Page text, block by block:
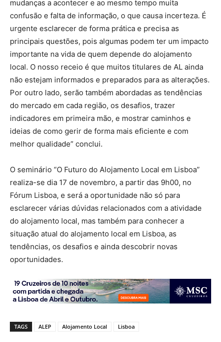
mudanças a acontecer e ao mesmo tempo muita
confusão e falta de informação, o que causa incerteza. É
urgente esclarecer de forma prática e precisa as
principais questões, pois algumas podem ter um impacto
importante na vida de quem depende do alojamento
local. O nosso receio é que muitos titulares de AL ainda
não estejam informados e preparados para as alterações.
Por outro lado, serão também abordadas as tendências
do mercado em cada região, os desafios, trazer
indicadores em primeira mão, e mostrar caminhos e
ideias de como gerir de forma mais eficiente e com
melhor qualidade” conclui.
O seminário “O Futuro do Alojamento Local em Lisboa”
realiza-se dia 17 de novembro, a partir das 9h00, no
Fórum Lisboa, e será a oportunidade não só para
esclarecer várias dúvidas relacionados com a atividade
do alojamento local, mas também para conhecer a
situação atual do alojamento local em Lisboa, as
tendências, os desafios e ainda descobrir novas
oportunidades.
TAGS ALEP Alojamento Local Lisboa